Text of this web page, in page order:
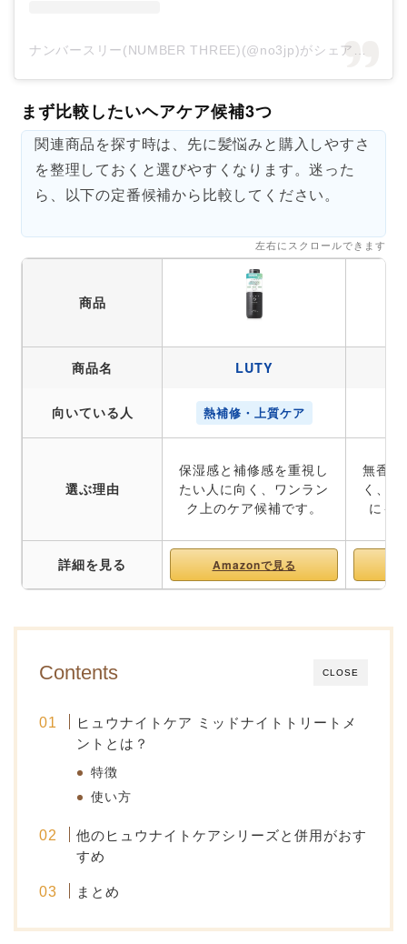
まず比較したいヘアケア候補3つ
関連商品を探す時は、先に髪悩みと購入しやすさ
を整理しておくと選びやすくなります。迷った
ら、以下の定番候補から比較してください。
左右にスクロールできます
商品
商品名 LUTY
向いている人 熱補修・上質ケア
選ぶ理由
保湿感と補修感を重視し
たい人に向く、ワンラン
ク上のケア候補です。
無香料
く、
にも
詳細を見る Amazonで見る
CLOSE
Contents
ヒュウナイトケア ミッドナイトトリートメ
ントとは？
特徴
使い方
他のヒュウナイトケアシリーズと併用がおす
すめ
まとめ